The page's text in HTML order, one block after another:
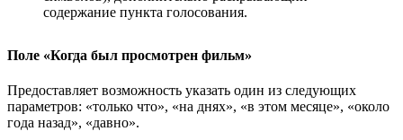
содержание пункта голосования.
Поле «Когда был просмотрен фильм»
Предоставляет возможность указать один из следующих
параметров: «только что», «на днях», «в этом месяце», «около
года назад», «давно».